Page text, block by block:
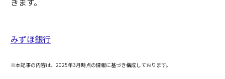
みずほ銀行
※本記事の内容は、2025年3月時点の情報に基づき構成しております。